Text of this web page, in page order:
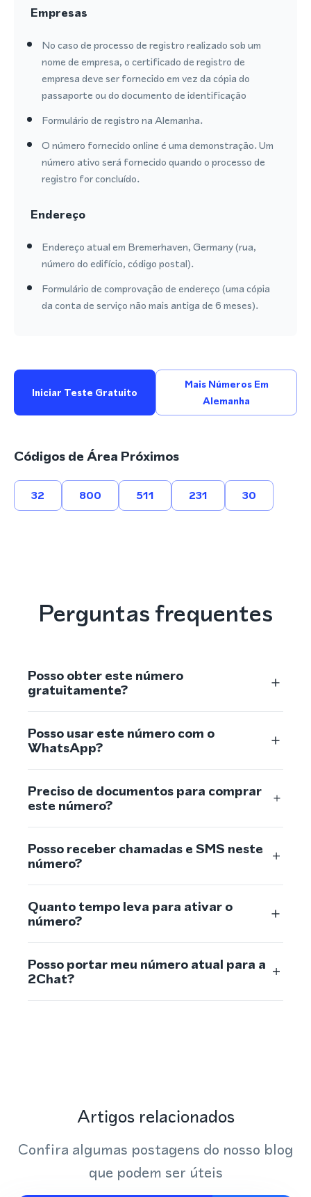
Empresas
No caso de processo de registro realizado sob um
nome de empresa, o certificado de registro de
empresa deve ser fornecido em vez da cópia do
passaporte ou do documento de identificação
Formulário de registro na Alemanha.
O número fornecido online é uma demonstração. Um
número ativo será fornecido quando o processo de
registro for concluído.
Endereço
Endereço atual em Bremerhaven, Germany (rua,
número do edifício, código postal).
Formulário de comprovação de endereço (uma cópia
da conta de serviço não mais antiga de 6 meses).
Iniciar Teste Gratuito
Mais Números Em
Alemanha
Códigos de Área Próximos
32 800 511 231 30
Perguntas frequentes
Posso obter este número
gratuitamente?
Posso usar este número com o
WhatsApp?
Preciso de documentos para comprar
este número?
Posso receber chamadas e SMS neste
número?
Quanto tempo leva para ativar o
número?
Posso portar meu número atual para a
2Chat?
Artigos relacionados
Confira algumas postagens do nosso blog
que podem ser úteis